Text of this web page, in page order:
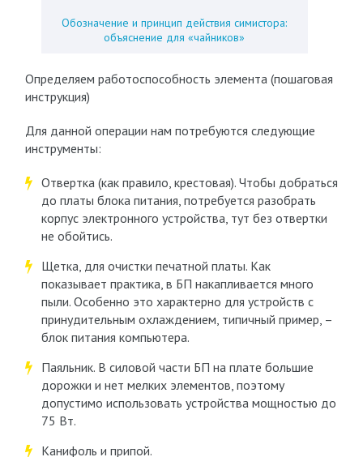
Обозначение и принцип действия симистора:
объяснение для «чайников»
Определяем работоспособность элемента (пошаговая
инструкция)
Для данной операции нам потребуются следующие
инструменты:
Отвертка (как правило, крестовая). Чтобы добраться
до платы блока питания, потребуется разобрать
корпус электронного устройства, тут без отвертки
не обойтись.
Щетка, для очистки печатной платы. Как
показывает практика, в БП накапливается много
пыли. Особенно это характерно для устройств с
принудительным охлаждением, типичный пример, –
блок питания компьютера.
Паяльник. В силовой части БП на плате большие
дорожки и нет мелких элементов, поэтому
допустимо использовать устройства мощностью до
75 Вт.
Канифоль и припой.